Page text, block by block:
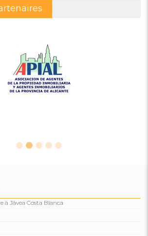
à Jávea Costa Blanca